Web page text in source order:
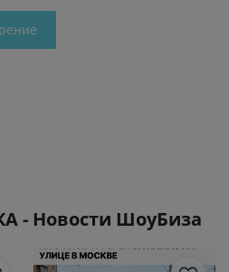
- Новости ШоуБиза